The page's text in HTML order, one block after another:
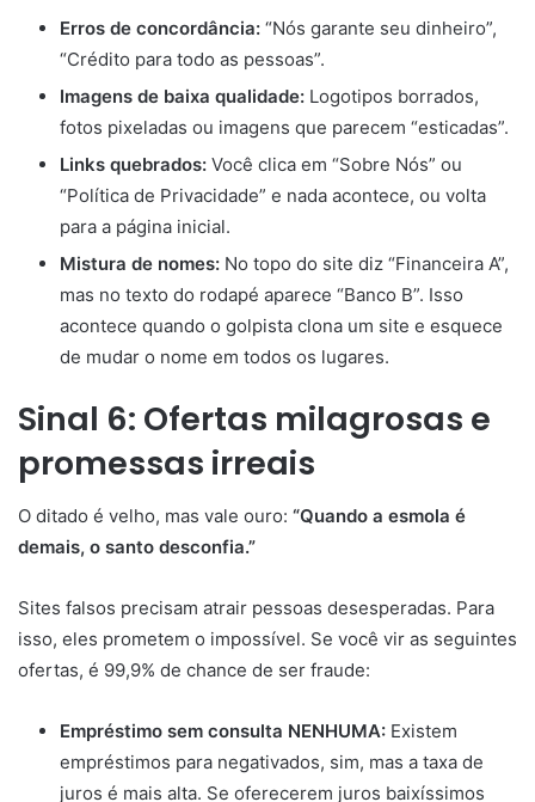
Erros de concordância: “Nós garante seu dinheiro”,
“Crédito para todo as pessoas”.
Imagens de baixa qualidade: Logotipos borrados,
fotos pixeladas ou imagens que parecem “esticadas”.
Links quebrados: Você clica em “Sobre Nós” ou
“Política de Privacidade” e nada acontece, ou volta
para a página inicial.
Mistura de nomes: No topo do site diz “Financeira A”,
mas no texto do rodapé aparece “Banco B”. Isso
acontece quando o golpista clona um site e esquece
de mudar o nome em todos os lugares.
Sinal 6: Ofertas milagrosas e
promessas irreais
O ditado é velho, mas vale ouro: “Quando a esmola é
demais, o santo desconfia.”
Sites falsos precisam atrair pessoas desesperadas. Para
isso, eles prometem o impossível. Se você vir as seguintes
ofertas, é 99,9% de chance de ser fraude:
Empréstimo sem consulta NENHUMA: Existem
empréstimos para negativados, sim, mas a taxa de
juros é mais alta. Se oferecerem juros baixíssimos